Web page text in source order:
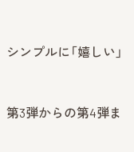
シンプルに「嬉しい」
第3弾からの第4弾ま